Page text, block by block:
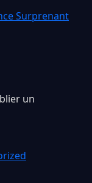
Surprenant
un